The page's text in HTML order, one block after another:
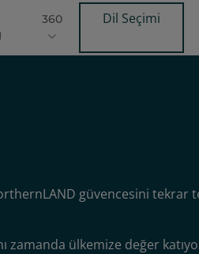
360
güvencesini tekrar
zamanda ülkemize değer